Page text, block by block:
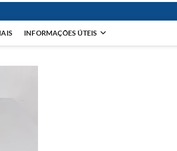
INFORMAÇÕES ÚTEIS